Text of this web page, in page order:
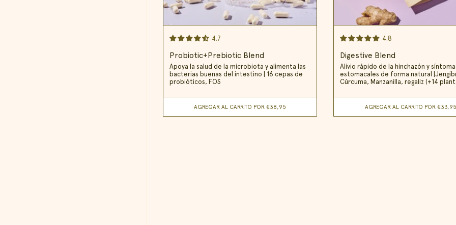
4.7
Probiotic+Prebiotic Blend
Apoya la salud de la microbiota y alimenta las
bacterias buenas del intestino | 16 cepas de
probióticos, FOS
AGREGAR AL CARRITO POR€38,95
4.8
Digestive Blend
Alivio rápido de la hinchazón y
estomacales de forma natural
Cúrcuma, Manzanilla, regaliz (+14
AGREGAR AL CARRITO POR €33,95